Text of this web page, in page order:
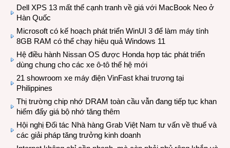
Dell XPS 13 mất thế cạnh tranh về giá với MacBook Neo ở
Hàn Quốc
Microsoft có kế hoạch phát triển WinUI 3 để làm máy tính
8GB RAM có thể chạy hiệu quả Windows 11
Hệ điều hành Nissan OS được Honda hợp tác phát triển
dùng chung cho các xe ô-tô thế hệ mới
21 showroom xe máy điện VinFast khai trương tại
Philippines
Thị trường chip nhớ DRAM toàn cầu vẫn đang tiếp tục khan
hiếm đẩy giá bộ nhớ tăng thêm
Hội nghị Đối tác Nhà hàng Grab Việt Nam tư vấn về thuế và
các giải pháp tăng trưởng kinh doanh